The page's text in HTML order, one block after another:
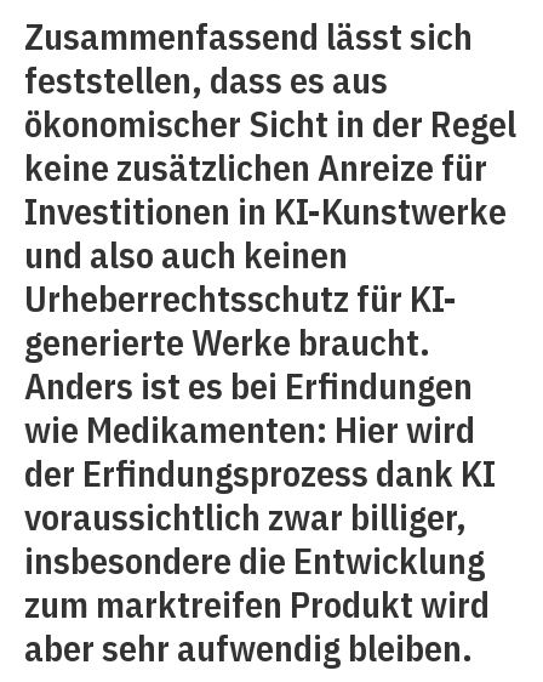
Zusammenfassend lässt sich
feststellen, dass es aus
ökonomischer Sicht in der Regel
keine zusätzlichen Anreize für
Investitionen in KI-Kunstwerke
und also auch keinen
Urheberrechtsschutz für KI-
generierte Werke braucht.
Anders ist es bei Erfindungen
wie Medikamenten: Hier wird
der Erfindungsprozess dank KI
voraussichtlich zwar billiger,
insbesondere die Entwicklung
zum marktreifen Produkt wird
aber sehr aufwendig bleiben.